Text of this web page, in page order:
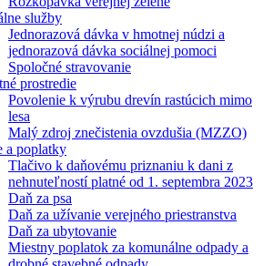
služby
Jednorazová dávka v hmotnej núdzi a
jednorazová dávka sociálnej pomoci
Spoločné stravovanie
prostredie
Povolenie k výrubu drevín rastúcich mimo
lesa
Malý zdroj znečistenia ovzdušia (MZZO)
a poplatky
Tlačivo k daňovému priznaniu k dani z
nehnuteľností platné od 1. septembra 2023
Daň za psa
Daň za užívanie verejného priestranstva
Daň za ubytovanie
Miestny poplatok za komunálne odpady a